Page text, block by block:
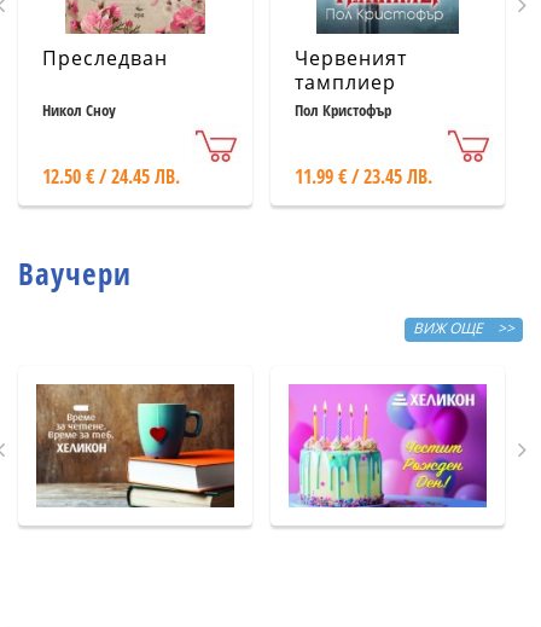
Преследван
Никол Сноу
12.50 € / 24.45 ЛВ.
Червеният
тамплиер
Пол Кристофър
11.99 € / 23.45 ЛВ.
Ваучери
ВИЖ ОЩЕ >>